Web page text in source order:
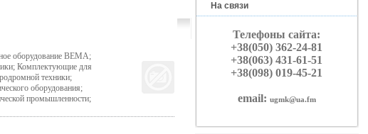
оборудование BEMA;
Комплектующие для
техники;
оборудования;
промышленности;
На связи
Телефоны сайта:
+38(050) 362-24-81
+38(063) 431-61-51
+38(098) 019-45-21
email: ugmk@ua.fm